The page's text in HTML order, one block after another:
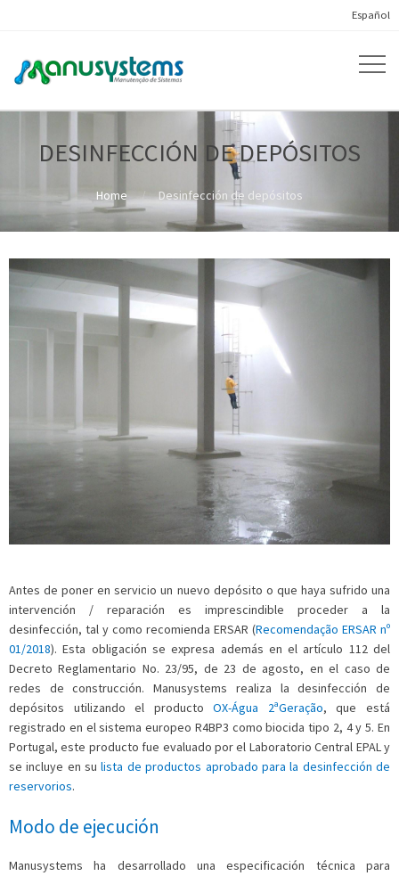
Español
DESINFECCIÓN DE DEPÓSITOS
Home Desinfección de depósitos
Antes de poner en servicio un nuevo depósito o que haya sufrido una
intervención / reparación es imprescindible proceder a la
desinfección, tal y como recomienda ERSAR (Recomendação ERSAR nº
01/2018). Esta obligación se expresa además en el artículo 112 del
Decreto Reglamentario No. 23/95, de 23 de agosto, en el caso de
redes de construcción. Manusystems realiza la desinfección de
depósitos utilizando el productoOX-Água 2ªGeração, que está
registrado en el sistema europeo R4BP3 como biocida tipo 2, 4 y 5. En
Portugal, este producto fue evaluado por el Laboratorio Central EPAL y
se incluye en sulista de productos aprobado para la desinfección de
reservorios.
Modo de ejecución
Manusystems ha desarrollado una especificación técnica para